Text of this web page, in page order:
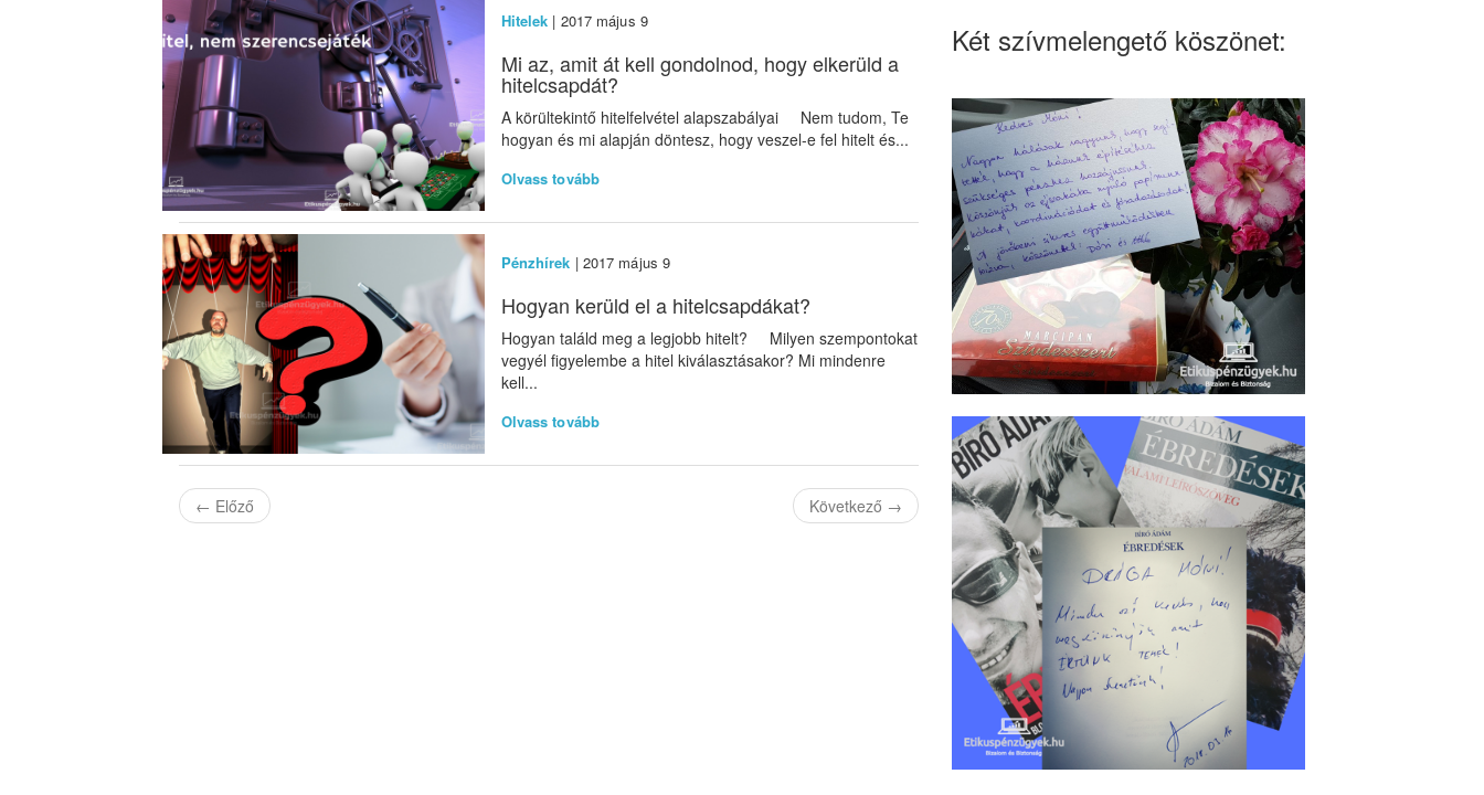
Hitelek | 2017 május 9
Mi az, amit át kell gondolnod, hogy elkerüld a
hitelcsapdát?
A körültekintő hitelfelvétel alapszabályai Nem tudom, Te
hogyan és mi alapján döntesz, hogy veszel-e fel hitelt és...
Olvass tovább
Pénzhírek | 2017 május 9
Hogyan kerüld el a hitelcsapdákat?
Hogyan találd meg a legjobb hitelt? Milyen szempontokat
vegyél figyelembe a hitel kiválasztásakor? Mi mindenre
kell...
Olvass tovább
← Előző Következő →
Két szívmelengető köszönet: